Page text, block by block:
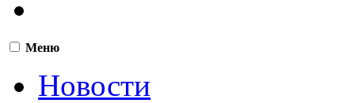
Меню
Новости